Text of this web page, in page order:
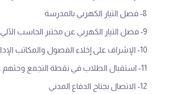
8- فصل التيار الكهربي بالمدرسة
9- فصل التيار الكهربي عن مختبر الحاسب الآلي
10- الإشراف على إخلاء الفصول والمكاتب الإدارية
11- استقبال الطلاب في نقطة التجمع وحثهم على الالتزام بالهدوء
12- الاتصال بجناح الدفاع المدني